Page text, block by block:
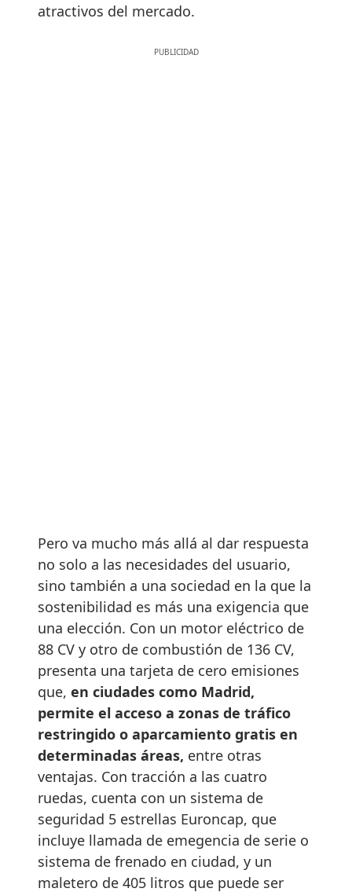
atractivos del mercado.
Pero va mucho más allá al dar respuesta
no solo a las necesidades del usuario,
sino también a una sociedad en la que la
sostenibilidad es más una exigencia que
una elección. Con un motor eléctrico de
88 CV y otro de combustión de 136 CV,
presenta una tarjeta de cero emisiones
que, en ciudades como Madrid,
permite el acceso a zonas de tráfico
restringido o aparcamiento gratis en
determinadas áreas, entre otras
ventajas. Con tracción a las cuatro
ruedas, cuenta con un sistema de
seguridad 5 estrellas Euroncap, que
incluye llamada de emegencia de serie o
sistema de frenado en ciudad, y un
maletero de 405 litros que puede ser